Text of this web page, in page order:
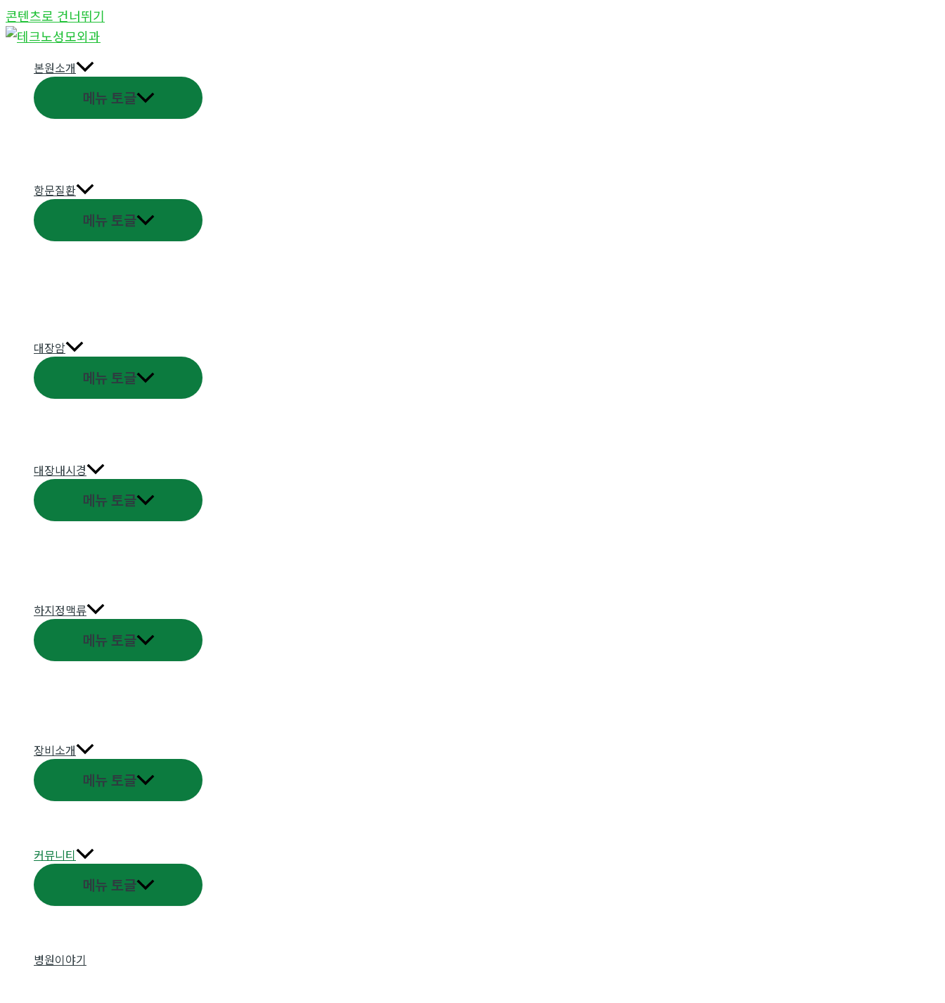
콘텐츠로 건너뛰기
본원소개
메뉴 토글
항문질환
메뉴 토글
대장암
메뉴 토글
대장내시경
메뉴 토글
하지정맥류
메뉴 토글
장비소개
메뉴 토글
커뮤니티
메뉴 토글
병원이야기